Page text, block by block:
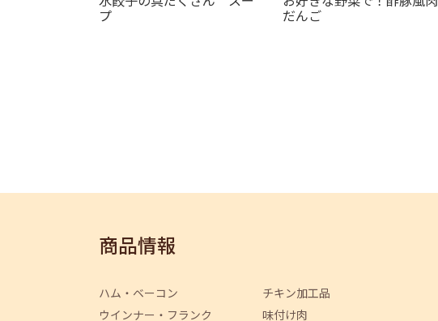
プ だんご
商品情報
ハム・ベーコン
ウインナー・フランク
チキン加工品
味付け肉